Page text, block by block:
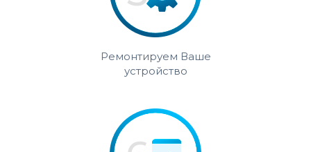
Ремонтируем Ваше
устройство